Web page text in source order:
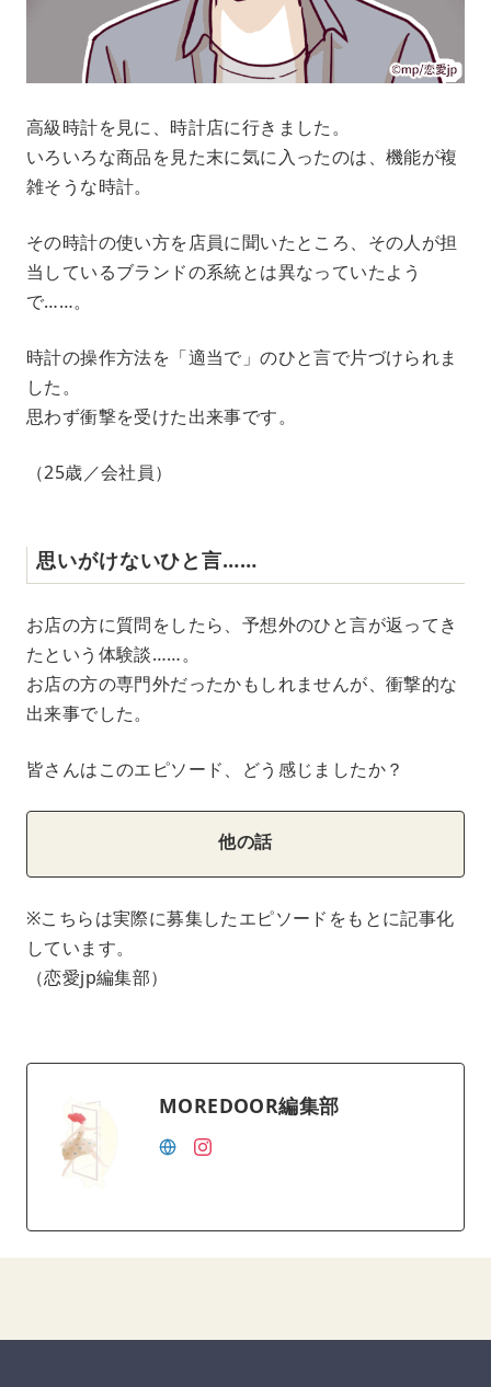
高級時計を見に、時計店に行きました。
いろいろな商品を見た末に気に入ったのは、機能が複
雑そうな時計。
その時計の使い方を店員に聞いたところ、その人が担
当しているブランドの系統とは異なっていたよう
で……。
時計の操作方法を「適当で」のひと言で片づけられま
した。
思わず衝撃を受けた出来事です。
（25歳／会社員）
思いがけないひと言……
お店の方に質問をしたら、予想外のひと言が返ってき
たという体験談……。
お店の方の専門外だったかもしれませんが、衝撃的な
出来事でした。
皆さんはこのエピソード、どう感じましたか？
他の話
※こちらは実際に募集したエピソードをもとに記事化
しています。
（恋愛jp編集部）
MOREDOOR編集部